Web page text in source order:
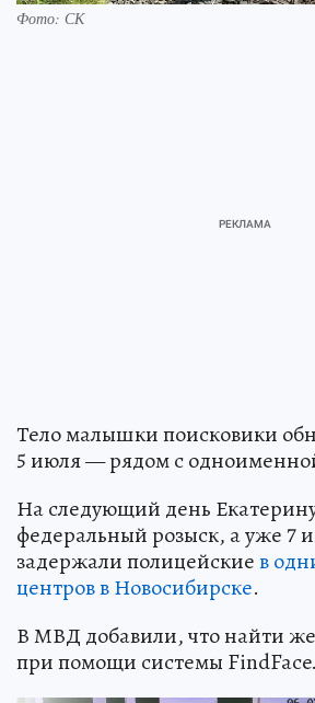
Фото: СК
Тело малышки поисковики
5 июля — рядом с
На следующий день
федеральный розыск, а уже 7
задержали полицейскиев
центров в Новосибирске.
В МВД добавили, что найти
при помощи системы FindFace.